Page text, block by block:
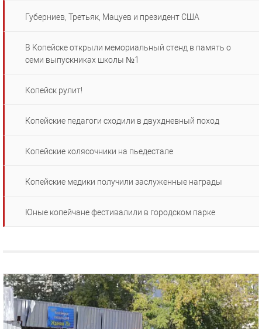
Губерниев, Третьяк, Мацуев и президент США
В Копейске открыли мемориальный стенд в память о
семи выпускниках школы №1
Копейск рулит!
Копейские педагоги сходили в двухдневный поход
Копейские колясочники на пьедестале
Копейские медики получили заслуженные награды
Юные копейчане фестивалили в городском парке